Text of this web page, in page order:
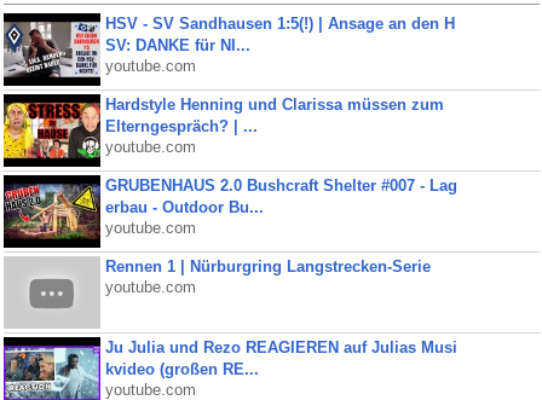
HSV - SV Sandhausen 1:5(!) | Ansage an den H
SV: DANKE für NI...
youtube.com
Hardstyle Henning und Clarissa müssen zum
Elterngespräch? | ...
youtube.com
GRUBENHAUS 2.0 Bushcraft Shelter #007 - Lag
erbau - Outdoor Bu...
youtube.com
Rennen 1 | Nürburgring Langstrecken-Serie
youtube.com
Ju Julia und Rezo REAGIEREN auf Julias Musi
kvideo (großen RE...
youtube.com